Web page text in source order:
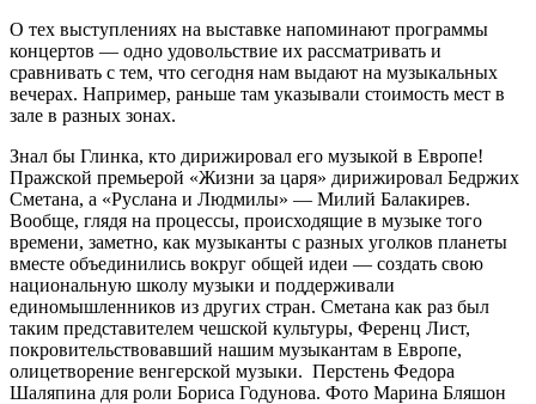
О тех выступлениях на выставке напоминают программы
концертов — одно удовольствие их рассматривать и
сравнивать с тем, что сегодня нам выдают на музыкальных
вечерах. Например, раньше там указывали стоимость мест в
зале в разных зонах.
Знал бы Глинка, кто дирижировал его музыкой в Европе!
Пражской премьерой «Жизни за царя» дирижировал Бедржих
Сметана, а «Руслана и Людмилы» — Милий Балакирев.
Вообще, глядя на процессы, происходящие в музыке того
времени, заметно, как музыканты с разных уголков планеты
вместе объединились вокруг общей идеи — создать свою
национальную школу музыки и поддерживали
единомышленников из других стран. Сметана как раз был
таким представителем чешской культуры, Ференц Лист,
покровительствовавший нашим музыкантам в Европе,
олицетворение венгерской музыки. Перстень Федора
Шаляпина для роли Бориса Годунова. Фото Марина Бляшон